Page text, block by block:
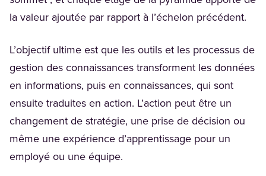
la valeur ajoutée par rapport à l’échelon précédent.
L’objectif ultime est que les outils et les processus de
gestion des connaissances transforment les données
en informations, puis en connaissances, qui sont
ensuite traduites en action. L’action peut être un
changement de stratégie, une prise de décision ou
même une expérience d’apprentissage pour un
employé ou une équipe.